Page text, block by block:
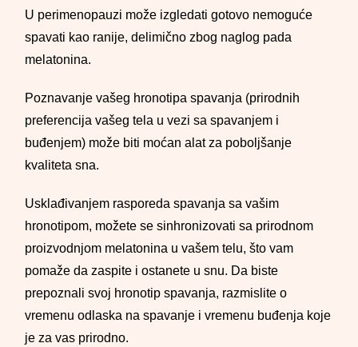
U perimenopauzi može izgledati gotovo nemoguće
spavati kao ranije, delimično zbog naglog pada
melatonina.
Poznavanje vašeg hronotipa spavanja (prirodnih
preferencija vašeg tela u vezi sa spavanjem i
buđenjem) može biti moćan alat za poboljšanje
kvaliteta sna.
Usklađivanjem rasporeda spavanja sa vašim
hronotipom, možete se sinhronizovati sa prirodnom
proizvodnjom melatonina u vašem telu, što vam
pomaže da zaspite i ostanete u snu. Da biste
prepoznali svoj hronotip spavanja, razmislite o
vremenu odlaska na spavanje i vremenu buđenja koje
je za vas prirodno.